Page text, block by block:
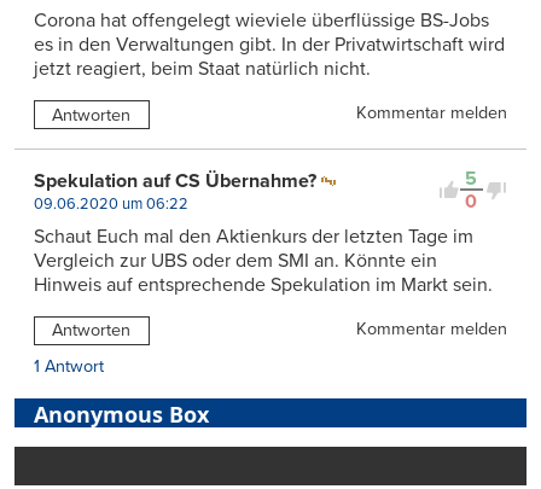
Corona hat offengelegt wieviele überflüssige BS-Jobs
es in den Verwaltungen gibt. In der Privatwirtschaft wird
jetzt reagiert, beim Staat natürlich nicht.
Antworten Kommentar melden
5
0
Spekulation auf CS Übernahme?
09.06.2020 um 06:22
Schaut Euch mal den Aktienkurs der letzten Tage im
Vergleich zur UBS oder dem SMI an. Könnte ein
Hinweis auf entsprechende Spekulation im Markt sein.
Antworten
Kommentar melden
1 Antwort
Anonymous Box